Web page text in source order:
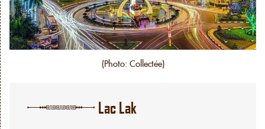
(Photo: Collectée)
Lac Lak